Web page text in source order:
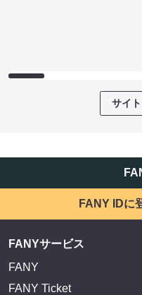
サイ
FANY IDに
FANYサービス
FANY
FANY Ticket